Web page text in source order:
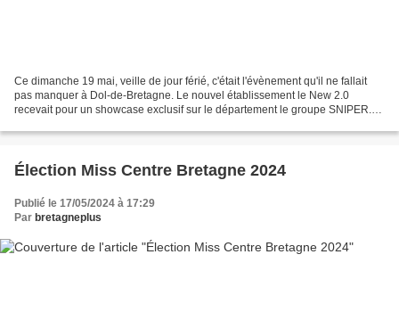
Ce dimanche 19 mai, veille de jour férié, c'était l'évènement qu'il ne fallait
pas manquer à Dol-de-Bretagne. Le nouvel établissement le New 2.0
recevait pour un showcase exclusif sur le département le groupe SNIPER.
Élection Miss Centre Bretagne 2024
Publié le 17/05/2024 à 17:29
Par bretagneplus